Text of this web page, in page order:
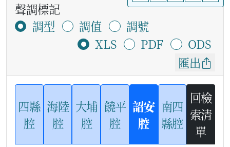
聲調標記
調型
調值
調號
XLS
PDF
ODS
匯出
四縣
腔
海陸
腔
大埔
腔
饒平
腔
詔安
腔
南四
縣腔
回檢
索清
單